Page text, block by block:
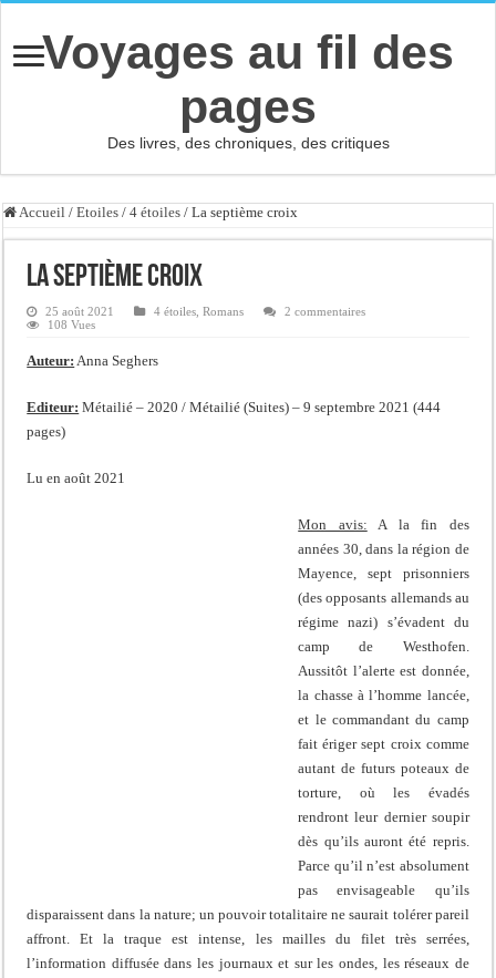
Voyages au fil des
pages
Des livres, des chroniques, des critiques
Accueil / Etoiles / 4 étoiles / La septième croix
La septième croix
25 août 2021 4 étoiles ,Romans
2 commentaires
108 Vues
Auteur: Anna Seghers
Editeur: Métailié – 2020 / Métailié (Suites) – 9 septembre 2021 (444
pages)
Lu en août 2021
Mon avis: A la fin des
années 30, dans la région de
Mayence, sept prisonniers
(des opposants allemands au
régime nazi) s’évadent du
camp de Westhofen.
Aussitôt l’alerte est donnée,
la chasse à l’homme lancée,
et le commandant du camp
fait ériger sept croix comme
autant de futurs poteaux de
torture, où les évadés
rendront leur dernier soupir
dès qu’ils auront été repris.
Parce qu’il n’est absolument
pas envisageable qu’ils
disparaissent dans la nature; un pouvoir totalitaire ne saurait tolérer pareil
affront. Et la traque est intense, les mailles du filet très serrées,
l’information diffusée dans les journaux et sur les ondes, les réseaux de